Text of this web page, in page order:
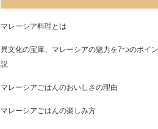
マレーシア料理とは
異文化の宝庫、マレーシアの魅力を7つのポイ
説
マレーシアごはんのおいしさの理由
マレーシアごはんの楽しみ方